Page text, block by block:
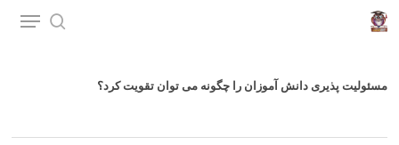
مسئولیت پذیری دانش آموزان را چگونه می توان تقویت کرد؟